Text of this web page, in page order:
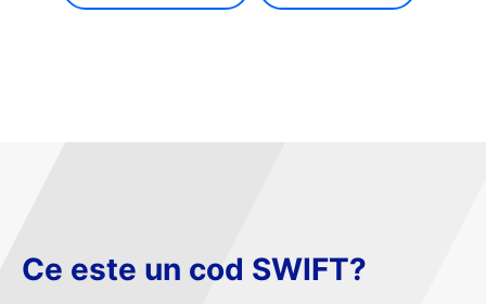
Ce este un cod SWIFT?